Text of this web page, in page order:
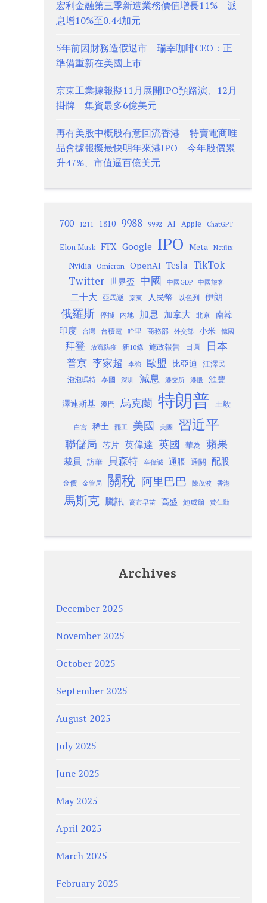
宏利金融第三季新造業務價值增長11% 派
息增10%至0.44加元
5年前因財務造假退市 瑞幸咖啡CEO：正
準備重新在美國上市
京東工業據報擬11月展開IPO預路演、12月
掛牌 集資最多6億美元
再有美股中概股有意回流香港 特賣電商唯
品會據報擬最快明年來港IPO 今年股價累
升47%、市值逼百億美元
700 1211 1810 9988 9992 AI Apple ChatGPT
Elon Musk FTX Google IPO Meta Netflix
Nvidia Omicron OpenAI Tesla TikTok
Twitter 世界盃 中國 中國GDP 中國旅客
二十大 亞馬遜 京東 人民幣 以色列 伊朗
俄羅斯 停擺 內地 加息 加拿大 北京
南韓
印度
台灣 台積電 哈里 商務部 外交部 小米 德國
拜登 放寬防疫 新10條 施政報告 日圓 日本
普京 李家超 李強 歐盟 比亞迪 江澤民
泡泡瑪特 泰國 深圳 減息 港交所 港股 滙豐
澤連斯基 澳門 烏克蘭 特朗普 王毅
白宮 稀土 罷工 美國 美團 習近平
聯儲局 芯片 英偉達 英國 華為 蘋果
裁員 訪華 貝森特 辛偉誠 通脹 通關 配股
金價 金管局 關稅 阿里巴巴 陳茂波 香港
馬斯克 騰訊 高市早苗 高盛 鮑威爾 黃仁勳
Archives
December 2025
November 2025
October 2025
September 2025
August 2025
July 2025
June 2025
May 2025
April 2025
March 2025
February 2025